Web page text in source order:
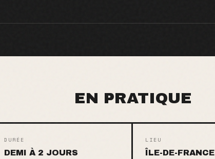
EN PRATIQUE
DURÉE
DEMI À 2 JOURS
LIEU
ÎLE-DE-FRANCE